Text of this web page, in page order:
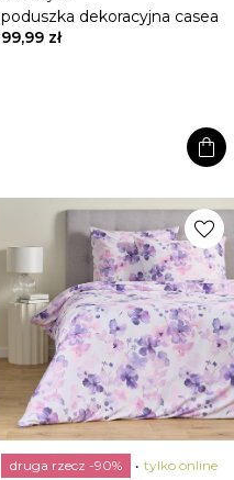
poduszka dekoracyjna casea
99,99 zł
shopping_bag
favorite
druga rzecz -90% tylko online